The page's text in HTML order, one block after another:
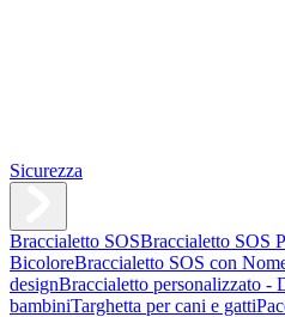
Sicurezza
Braccialetto SOSBraccialetto SOS
BicoloreBraccialetto SOS con
designBraccialetto personalizzato -
bambiniTarghetta per cani e gatti